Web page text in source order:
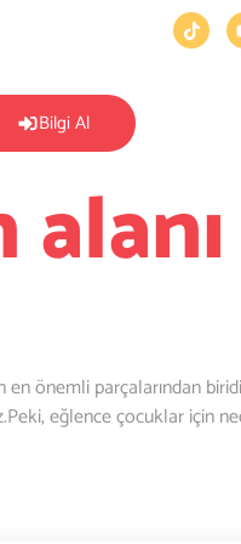
Bilgi Al
önemli parçalarından
eğlence çocuklar için